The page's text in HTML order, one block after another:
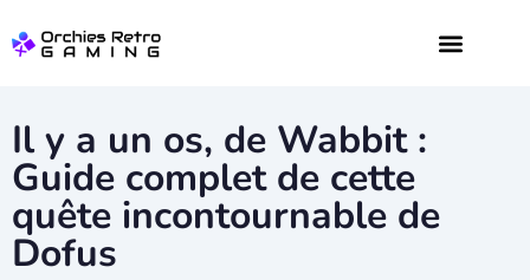
Il y a un os, de Wabbit :
Guide complet de cette
quête incontournable de
Dofus